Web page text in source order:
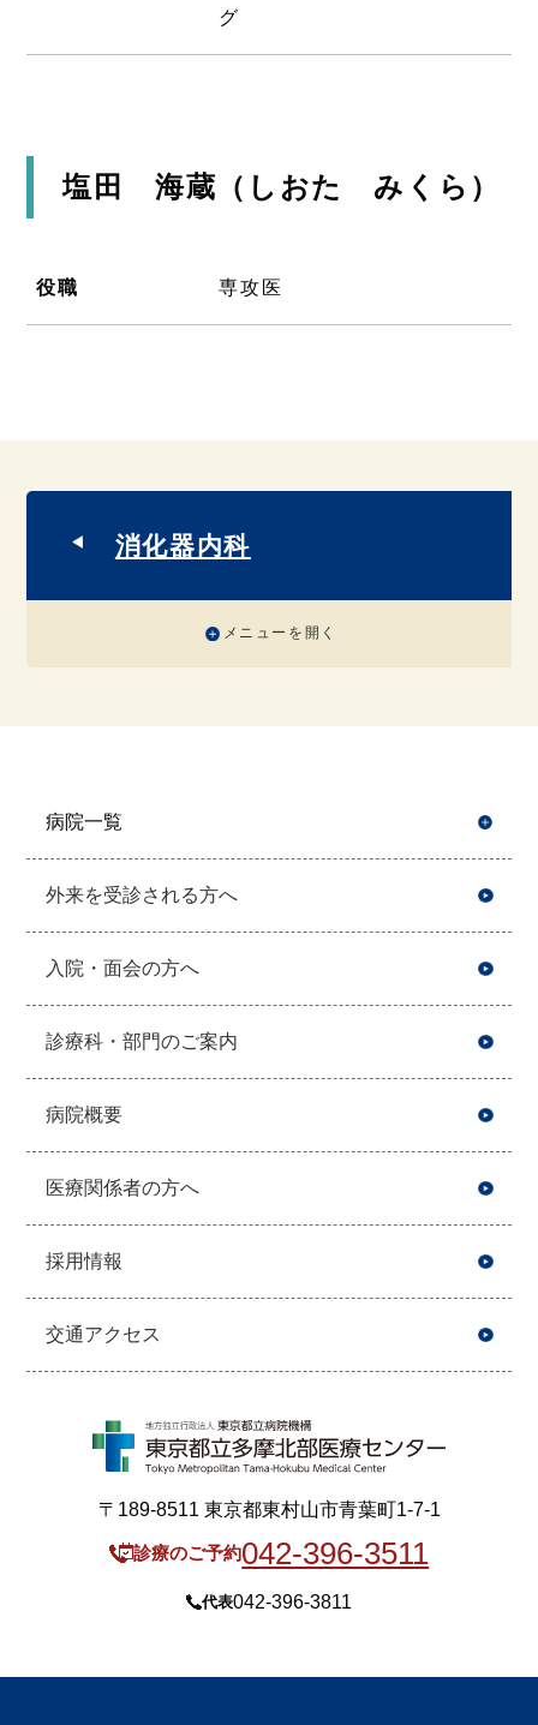
グ
塩田 海蔵（しおた みくら）
役職 専攻医
消化器内科
メニューを開く
病院一覧
外来を受診される方へ
入院・面会の方へ
診療科・部門のご案内
病院概要
医療関係者の方へ
採用情報
交通アクセス
〒189-8511 東京都東村山市青葉町1-7-1
診療のご予約042-396-3511
代表042-396-3811